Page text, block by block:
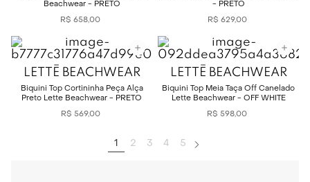
Beachwear - PRETO
R$ 658,00
- PRETO
R$ 629,00
LETTĒ BEACHWEAR
Biquini Top Cortininha Peça Alça
Preto Lette Beachwear - PRETO
R$ 569,00
LETTĒ BEACHWEAR
Biquini Top Meia Taça Off Canelado
Lette Beachwear - OFF WHITE
R$ 598,00
1 2 3 4 5